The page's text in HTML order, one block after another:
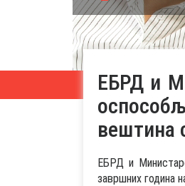
ЕБРД и
вештина
ЕБРД и
завршних година